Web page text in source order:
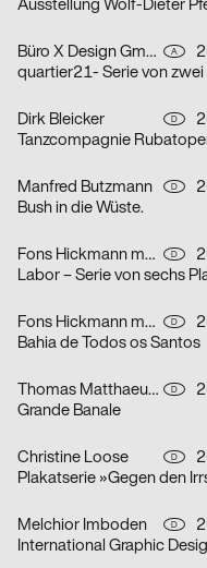
Büro X Design GmbH A
Dirk Bleicker D
Manfred Butzmann D
Bush in die Wüste.
Fons Hickmann m23 D
Fons Hickmann m23 D
Bahia de Todos os Santos
Thomas Matthaeus Müller D
Grande Banale
Christine Loose D
Melchior Imboden D